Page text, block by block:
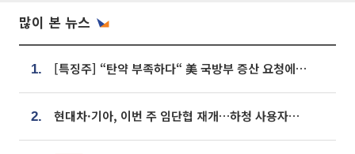
많이 본 뉴스
1. [특징주] “탄약 부족하다“ 美 국방부 증산 요청에⋯국내 방산주 급등세
2. 현대차·기아, 이번 주 임단협 재개…하청 사용자성 재심도 ‘변수’